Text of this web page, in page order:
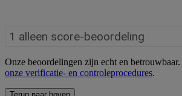
Onze beoordelingen zijn echt en betrouwbaar.
onze verificatie- en controleprocedures.